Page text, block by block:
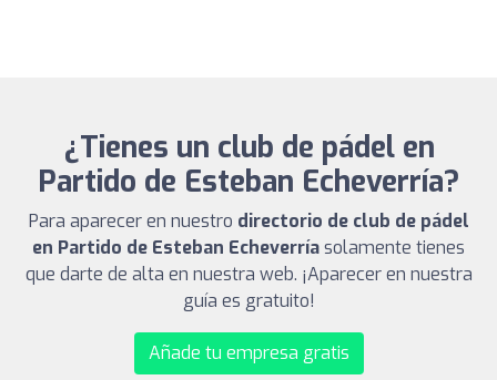
¿Tienes un club de pádel en
Partido de Esteban Echeverría?
Para aparecer en nuestro directorio de club de pádel
en Partido de Esteban Echeverríasolamente tienes
que darte de alta en nuestra web. ¡Aparecer en nuestra
guía es gratuito!
Añade tu empresa gratis